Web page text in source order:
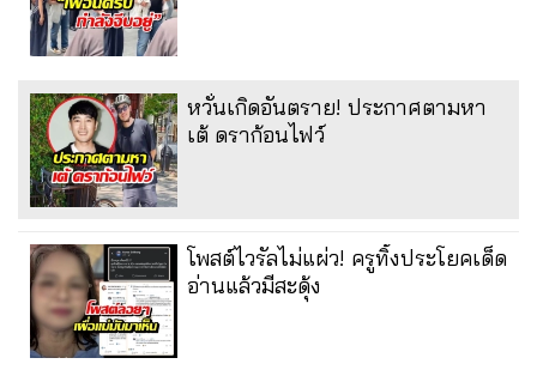
หวั่นเกิดอันตราย! ประกาศตามหา
เต้ ดราก้อนไฟว์
โพสต์ไวรัลไม่แผ่ว! ครูทิ้งประโยคเด็ด
อ่านแล้วมีสะดุ้ง